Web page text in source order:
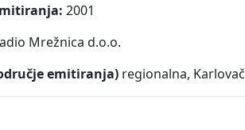
2001
Mrežnica d.o.o.
emitiranja) regionalna,